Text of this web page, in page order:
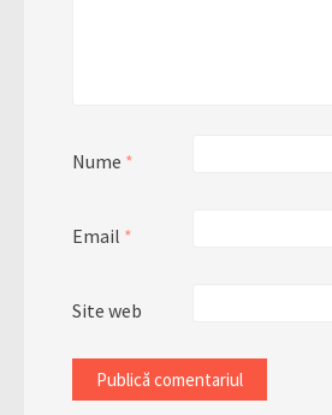
Nume *
Email *
Site web